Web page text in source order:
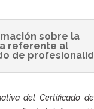
sobre la
referente al
de
del Certificado